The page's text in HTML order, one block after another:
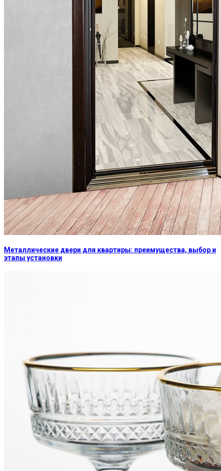
Металлические двери для квартиры: преимущества, выбор и
этапы установки